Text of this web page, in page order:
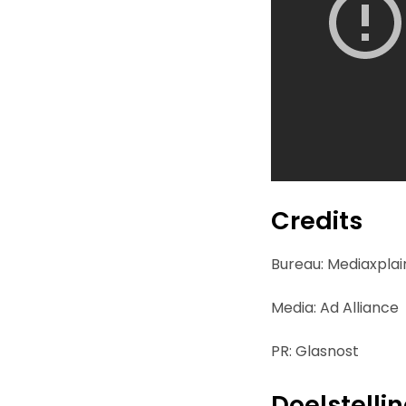
Credits
Bureau:
Media: Ad Alliance
PR: Glasnost